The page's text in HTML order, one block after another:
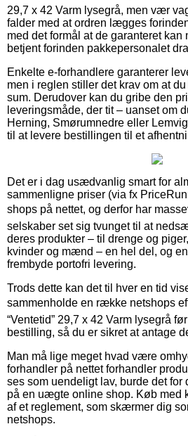
29,7 x 42 Varm lysegrå, men vær
falder med at ordren lægges
med det formål at de garanteret kan
betjent forinden pakkepersonalet
Enkelte e-forhandlere garanterer
men i reglen stiller det krav om at
sum. Derudover kan du gribe den
leveringsmåde, der tit – uanset om
Herning, Smørumnedre eller
til at levere bestillingen til et
Det er i dag usædvanlig smart for
sammenligne priser (via fx
shops på nettet, og derfor har
selskaber set sig tvunget til at
deres produkter – til drenge og
kvinder og mænd – en hel del, og
frembyde portofri levering.
Trods dette kan det til hver en tid
sammenholde en række netshops
“Ventetid” 29,7 x 42 Varm lysegrå
bestilling, så du er sikret at antage
Man må lige meget hvad være
forhandler på nettet forhandler
ses som uendeligt lav, burde det
på en uægte online shop. Køb med
af et reglement, som skærmer dig
netshops.